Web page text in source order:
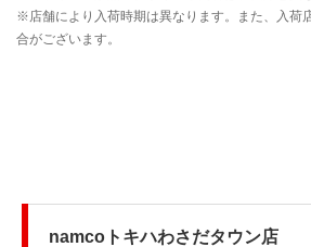
namcoトキハわさだタウン店